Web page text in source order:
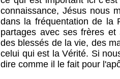
connaissance, Jésus nous
dans la fréquentation de la
partages avec ses frères
des blessés de la vie, des
celui qui est la Vérité. Si
dire comme il le fait pour